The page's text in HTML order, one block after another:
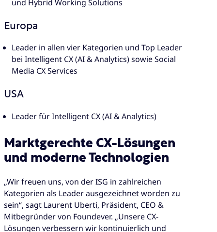
und Hybrid Working Solutions
Europa
Leader in allen vier Kategorien und Top Leader
bei Intelligent CX (AI & Analytics) sowie Social
Media CX Services
USA
Leader für Intelligent CX (AI & Analytics)
Marktgerechte CX-Lösungen
und moderne Technologien
„Wir freuen uns, von der ISG in zahlreichen
Kategorien als Leader ausgezeichnet worden zu
sein“, sagt Laurent Uberti, Präsident, CEO &
Mitbegründer von Foundever. „Unsere CX-
Lösungen verbessern wir kontinuierlich und